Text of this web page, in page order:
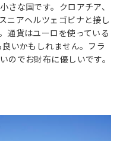
さな国です。クロアチア、
ニアヘルツェゴビナと接し
通貨はユーロを使っている
いかもしれません。フラ
のでお財布に優しいです。